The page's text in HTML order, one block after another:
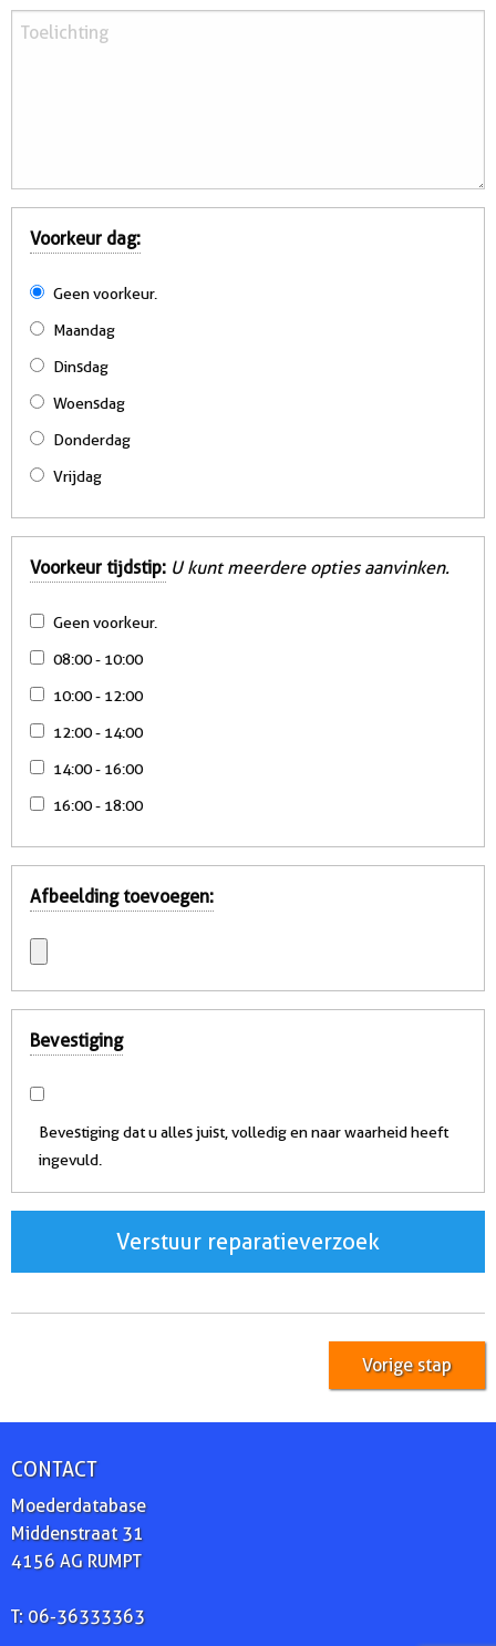
Voorkeur dag:
Geen voorkeur.
Maandag
Dinsdag
Woensdag
Donderdag
Vrijdag
Voorkeur tijdstip: U kunt meerdere opties aanvinken.
Geen voorkeur.
08:00 - 10:00
10:00 - 12:00
12:00 - 14:00
14:00 - 16:00
16:00 - 18:00
Afbeelding toevoegen:
Bevestiging
Bevestiging dat u alles juist, volledig en naar waarheid heeft
ingevuld.
Verstuur reparatieverzoek
Vorige stap
CONTACT
Moederdatabase
Middenstraat 31
4156 AG RUMPT
T: 06-36333363